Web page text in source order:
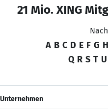
21 Mio. XING
A B C D E F G H
Q R S T U
Unternehmen